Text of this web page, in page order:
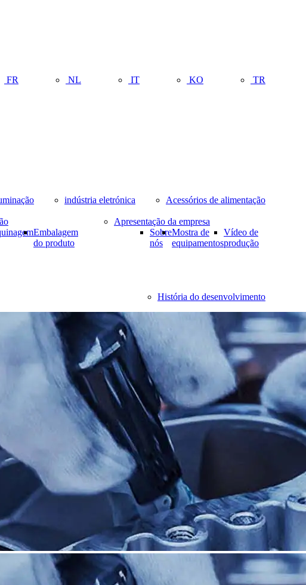
FR NL IT KO TR
indústria eletrónica
Acessórios de alimentação
Embalagem
do produto
Apresentação da empresa
Sobre
nós
Mostra de
equipamentos
Vídeo de
produção
História do desenvolvimento